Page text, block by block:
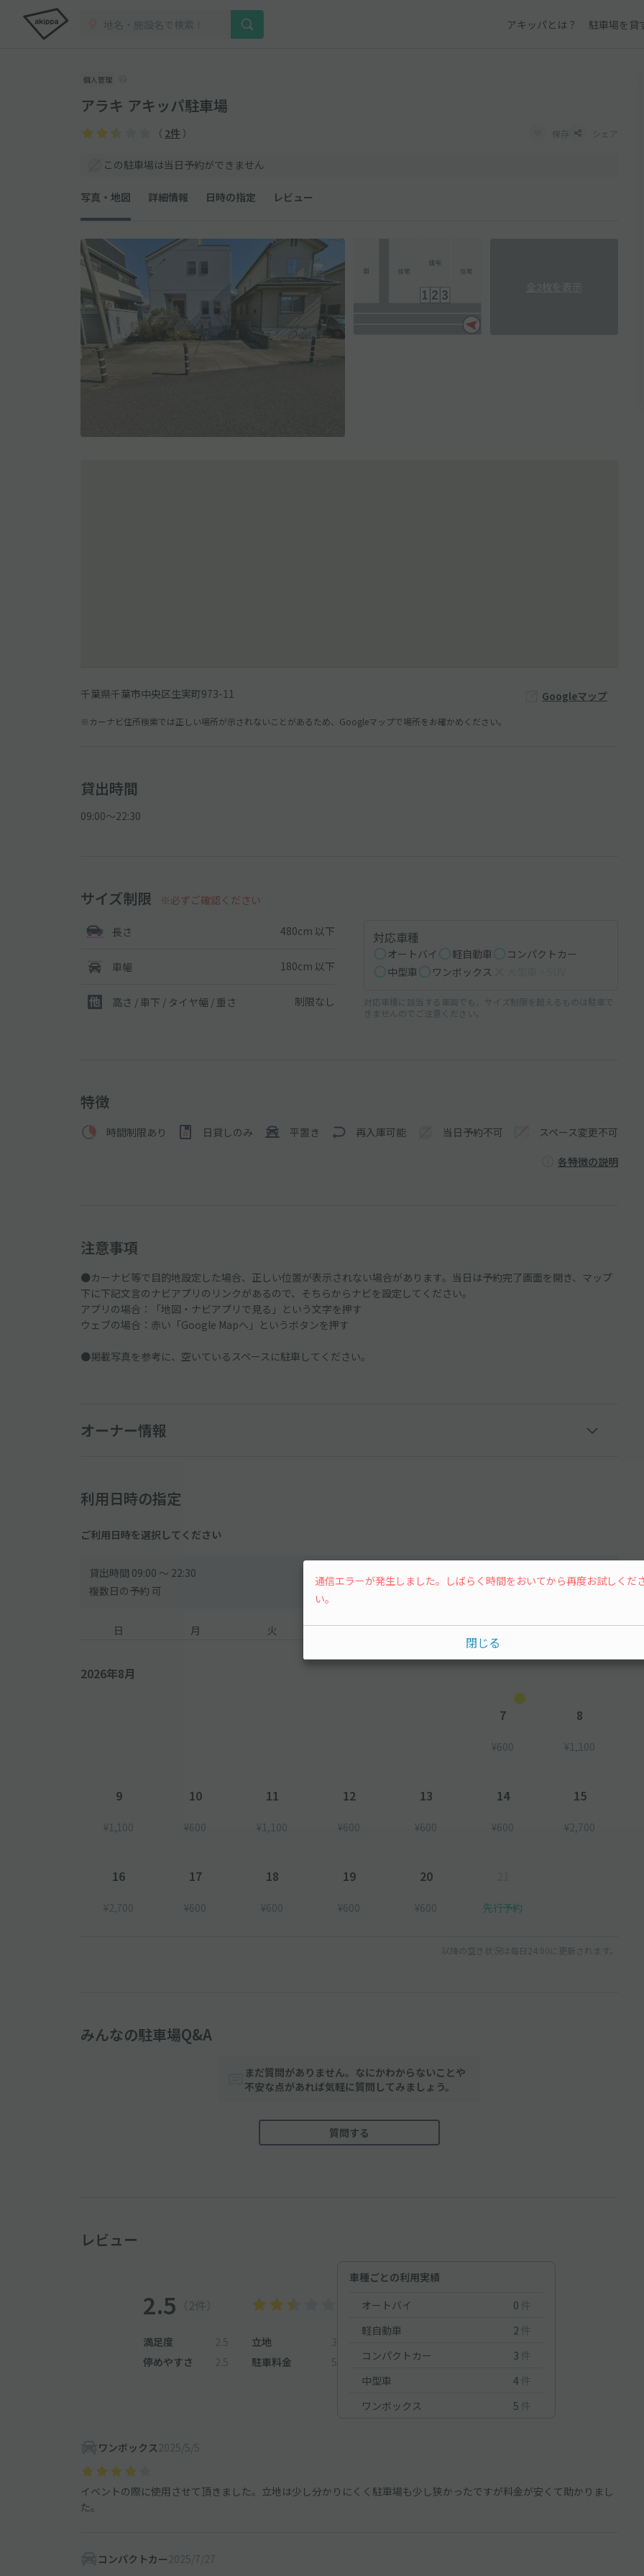
アキッパとは？ 駐車場を貸
個人管理
アラキ アキッパ駐車場
（ 2件 ） 保存 シェア
この駐車場は当日予約ができません
写真・地図 詳細情報 日時の指定 レビュー
千葉県千葉市中央区生実町973-11 Googleマップ
※カーナビ住所検索では正しい場所が示されないことがあるため、Googleマップで場所をお確かめください。
貸出時間
09:00〜22:30
サイズ制限 ※必ずご確認ください
長さ 480cm 以下
車幅 180cm 以下
高さ / 車下 / タイヤ幅 / 重さ 制限なし
対応車種
オートバイ 軽自動車
コンパクトカー
中型車
ワンボックス
対応車種に該当する車両でも、サイズ制限を超えるものは駐車で
きませんのでご注意ください。
特徴
時間制限あり 日貸しのみ 平置き 再入庫可能 当日予約不可 スペース変更不可
各特徴の説明
注意事項
●カーナビ等で目的地設定した場合、正しい位置が表示されない場合があります。当日は予約完了画面を開き、マップ
下に下記文言のナビアプリのリンクがあるので、そちらからナビを設定してください。
アプリの場合：「地図・ナビアプリで見る」という文字を押す
ウェブの場合：赤い「Google Mapへ」というボタンを押す
●掲載写真を参考に、空いているスペースに駐車してください。
オーナー情報
利用日時の指定
ご利用日時を選択してください
貸出時間 09:00 〜 22:30
複数日の予約 可
日 月 火 水 木 金 土
2026年8月
7
¥600
8
¥1,100
9
¥1,100
10
¥600
11
¥1,100
12
¥600
13
¥600
14
¥600
15
¥2,700
16
¥2,700
17
¥600
18
¥600
19
¥600
20
¥600 先行予約
以降の空き状況は毎日24:00に更新されます。
みんなの駐車場Q&A
まだ質問がありません。なにかわからないことや
不安な点があれば気軽に質問してみましょう。
質問する
レビュー
2.5 （2件）
満足度 2.5 立地
3
停めやすさ
2.5 駐車料金 5
車種ごとの利用実績
オートバイ
0 件
軽自動車
2 件
コンパクトカー
3 件
中型車
4 件
ワンボックス
5 件
ワンボックス 2025/5/5
イベントの際に使用させて頂きました。立地は少し分かりにくく駐車場も少し狭かったですが料金が安くて助かりまし
た。
コンパクトカー 2025/7/27
通信エラーが発生しました。しばらく時間をおいてから再度お試しくだ
い。
閉じる